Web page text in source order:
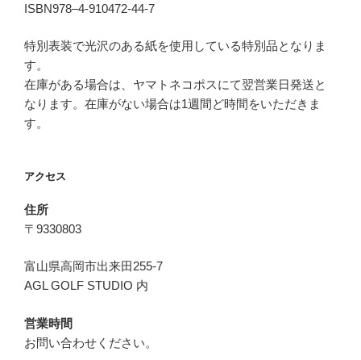
ISBN978–4-910472-44-7
特別表装で光沢のある紙を使用している特別品となりま
す。
在庫がある場合は、ヤマトネコポスにて翌営業日発送と
なります。在庫がない場合は1週間ど時間をいただきま
す。
アクセス
住所
〒9330803
富山県高岡市出来田255-7
AGL GOLF STUDIO 内
営業時間
お問い合わせください。